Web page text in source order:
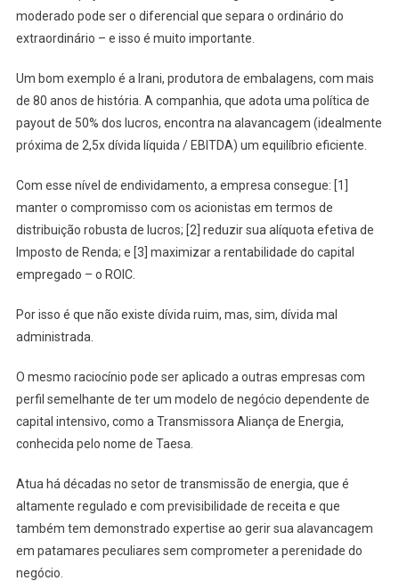
moderado pode ser o diferencial que separa o ordinário do
extraordinário – e isso é muito importante.
Um bom exemplo é a Irani, produtora de embalagens, com mais
de 80 anos de história. A companhia, que adota uma política de
payout de 50% dos lucros, encontra na alavancagem (idealmente
próxima de 2,5x dívida líquida / EBITDA) um equilíbrio eficiente.
Com esse nível de endividamento, a empresa consegue: [1]
manter o compromisso com os acionistas em termos de
distribuição robusta de lucros; [2] reduzir sua alíquota efetiva de
Imposto de Renda; e [3] maximizar a rentabilidade do capital
empregado – o ROIC.
Por isso é que não existe dívida ruim, mas, sim, dívida mal
administrada.
O mesmo raciocínio pode ser aplicado a outras empresas com
perfil semelhante de ter um modelo de negócio dependente de
capital intensivo, como a Transmissora Aliança de Energia,
conhecida pelo nome de Taesa.
Atua há décadas no setor de transmissão de energia, que é
altamente regulado e com previsibilidade de receita e que
também tem demonstrado expertise ao gerir sua alavancagem
em patamares peculiares sem comprometer a perenidade do
negócio.